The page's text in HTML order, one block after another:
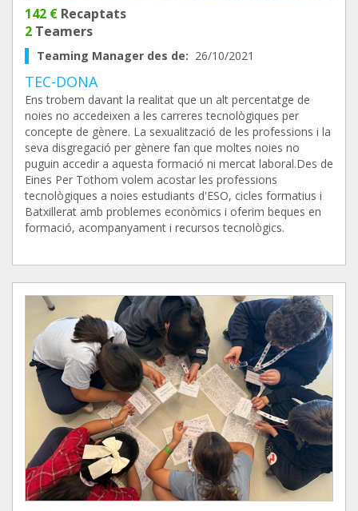
142 € Recaptats
2 Teamers
Teaming Manager des de: 26/10/2021
TEC-DONA
Ens trobem davant la realitat que un alt percentatge de
noies no accedeixen a les carreres tecnològiques per
concepte de gènere. La sexualització de les professions i la
seva disgregació per gènere fan que moltes noies no
puguin accedir a aquesta formació ni mercat laboral.Des de
Eines Per Tothom volem acostar les professions
tecnològiques a noies estudiants d'ESO, cicles formatius i
Batxillerat amb problemes econòmics i oferim beques en
formació, acompanyament i recursos tecnològics.